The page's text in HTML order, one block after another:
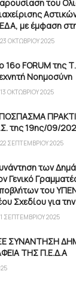
του
με έμφαση
23 ΟΚΤΩΒΡΊΟΥ 2025
16ο FORUM της
Νοημοσύνη
13 ΟΚΤΩΒΡΊΟΥ 2025
της 19ης/09/
22 ΣΕΠΤΕΜΒΡΊΟΥ 2025
των
Γενικό
του
Σχεδίου για
1 ΣΕΠΤΕΜΒΡΊΟΥ 2025
ΣΥΝΑΝΤΗΣΗ
ΤΗΣ Π.Ε.Δ.Α